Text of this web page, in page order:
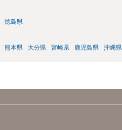
徳島県
熊本県 大分県 宮崎県 鹿児島県 沖縄県